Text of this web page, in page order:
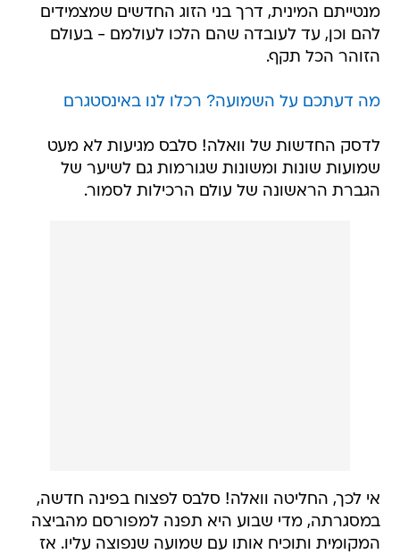
מנטייתם המינית, דרך בני הזוג החדשים שמצמידים
להם וכן, עד לעובדה שהם הלכו לעולמם - בעולם
הזוהר הכל תקף.
מה דעתכם על השמועה? רכלו לנו באינסטגרם
לדסק החדשות של וואלה! סלבס מגיעות לא מעט
שמועות שונות ומשונות שגורמות גם לשיער של
הגברת הראשונה של עולם הרכילות לסמור.
אי לכך, החליטה וואלה! סלבס לפצוח בפינה חדשה,
במסגרתה, מדי שבוע היא תפנה למפורסם מהביצה
המקומית ותוכיח אותו עם שמועה שנפוצה עליו. אז